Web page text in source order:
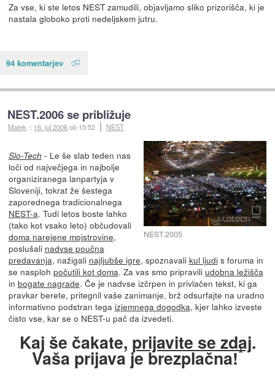
Za vse, ki ste letos NEST zamudili, objavljamo sliko prizorišča, ki je
nastala globoko proti nedeljskem jutru.
94 komentarjev
NEST.2006 se približuje
Matek :: 16. jul 2006ob 15:52 NEST
NEST.2005
Slo-Tech - Le še slab teden nas
loči od največjega in najbolje
organiziranega lanpartyja v
Sloveniji, tokrat že šestega
zaporednega tradicionalnega
NEST-a. Tudi letos boste lahko
(tako kot vsako leto) občudovali
doma narejene mojstrovine,
poslušali nadvse poučna
predavanja, nažigali najljubše igre, spoznavali kul ljudis foruma in
se nasploh počutili kot doma. Za vas smo pripravili udobna ležišča
in bogate nagrade. Če je nadvse izčrpen in privlačen tekst, ki ga
pravkar berete, pritegnil vaše zanimanje, brž odsurfajte na uradno
informativno podstran tega izjemnega dogodka, kjer lahko izveste
čisto vse, kar se o NEST-u pač da izvedeti.
Kaj še čakate, prijavite se zdaj.
Vaša prijava je brezplačna!*